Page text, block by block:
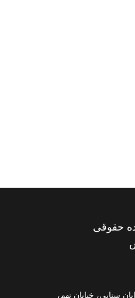
حقوقی
سنایی، خیابان نهم،